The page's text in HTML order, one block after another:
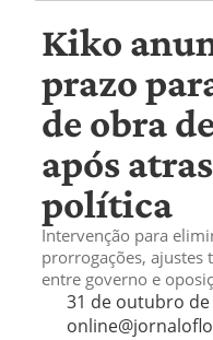
Kiko
prazo
de obra
após
política
Intervenção para
prorrogações, ajustes
entre governo e
31 de outubro de